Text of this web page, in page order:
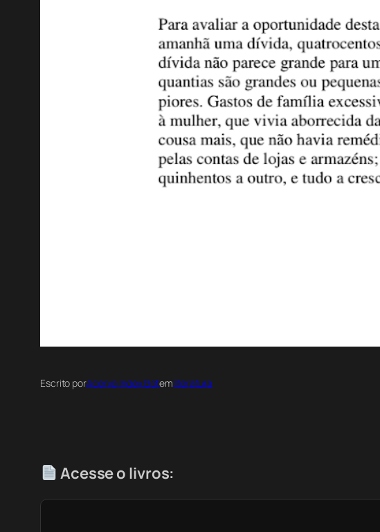
Escrito porAcervo Index Botemliteratura
Acesse o livros: